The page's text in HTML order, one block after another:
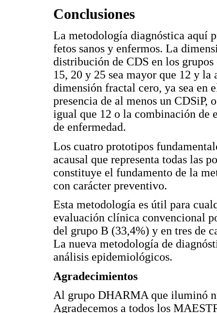
Conclusiones
La metodología diagnóstica aquí
fetos sanos y enfermos. La
distribución de CDS en los
15, 20 y 25 sea mayor que 12 y la
dimensión fractal cero, ya sea en
presencia de al menos un CDSiP,
igual que 12 o la combinación de
de enfermedad.
Los cuatro prototipos
acausal que representa todas las
constituye el fundamento de la
con carácter preventivo.
Esta metodología es útil para
evaluación clínica convencional
del grupo B (33,4%) y en tres de
La nueva metodología de
análisis epidemiológicos.
Agradecimientos
Al grupo DHARMA que iluminó
Agradecemos a todos los